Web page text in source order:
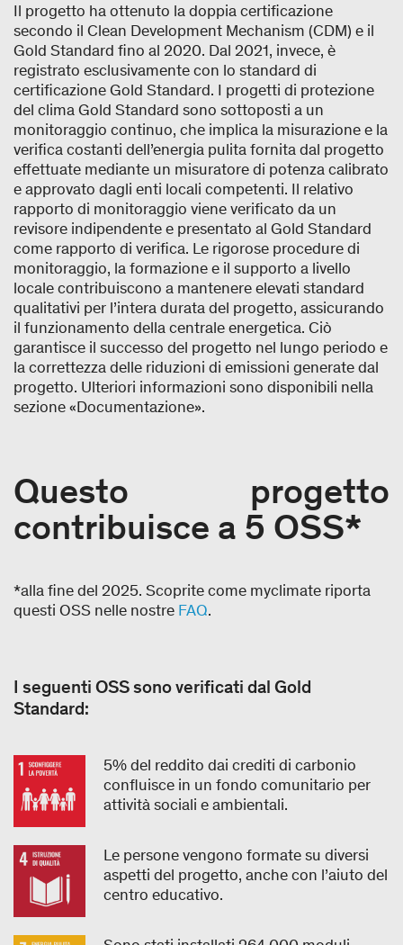
Il progetto ha ottenuto la doppia certificazione
secondo il Clean Development Mechanism (CDM) e il
Gold Standard fino al 2020. Dal 2021, invece, è
registrato esclusivamente con lo standard di
certificazione Gold Standard. I progetti di protezione
del clima Gold Standard sono sottoposti a un
monitoraggio continuo, che implica la misurazione e la
verifica costanti dell’energia pulita fornita dal progetto
effettuate mediante un misuratore di potenza calibrato
e approvato dagli enti locali competenti. Il relativo
rapporto di monitoraggio viene verificato da un
revisore indipendente e presentato al Gold Standard
come rapporto di verifica. Le rigorose procedure di
monitoraggio, la formazione e il supporto a livello
locale contribuiscono a mantenere elevati standard
qualitativi per l’intera durata del progetto, assicurando
il funzionamento della centrale energetica. Ciò
garantisce il successo del progetto nel lungo periodo e
la correttezza delle riduzioni di emissioni generate dal
progetto. Ulteriori informazioni sono disponibili nella
sezione «Documentazione».
Questo progetto
contribuisce a 5 OSS*
*alla fine del 2025. Scoprite come myclimate riporta
questi OSS nelle nostre FAQ.
I seguenti OSS sono verificati dal Gold
Standard:
5% del reddito dai crediti di carbonio
confluisce in un fondo comunitario per
attività sociali e ambientali.
Le persone vengono formate su diversi
aspetti del progetto, anche con l’aiuto del
centro educativo.